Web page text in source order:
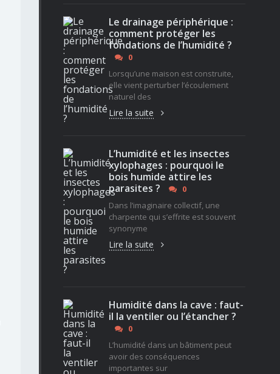
Le drainage périphérique :
comment protéger les
fondations de l’humidité ?
0
Lorsqu’une maison est construite,
elle vient perturber l’écoulement
naturel des
Lire la suite
L’humidité et les insectes
xylophages : pourquoi le
bois humide attire les
parasites ?
0
Dans l’imaginaire collectif, une
charpente qui s’effrite est souvent
synonyme
Lire la suite
Humidité dans la cave : faut-
il la ventiler ou l’étancher ?
0
L’humidité dans un bâtiment peut
avoir des conséquences
importantes sur